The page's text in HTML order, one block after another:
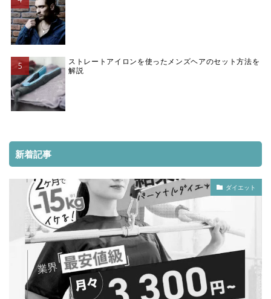
ストレートアイロンを使ったメンズヘアのセット方法を
解説
新着記事
ダイエット